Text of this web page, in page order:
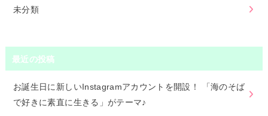
未分類
最近の投稿
お誕生日に新しいInstagramアカウントを開設！ 「海のそば
で好きに素直に生きる」がテーマ♪